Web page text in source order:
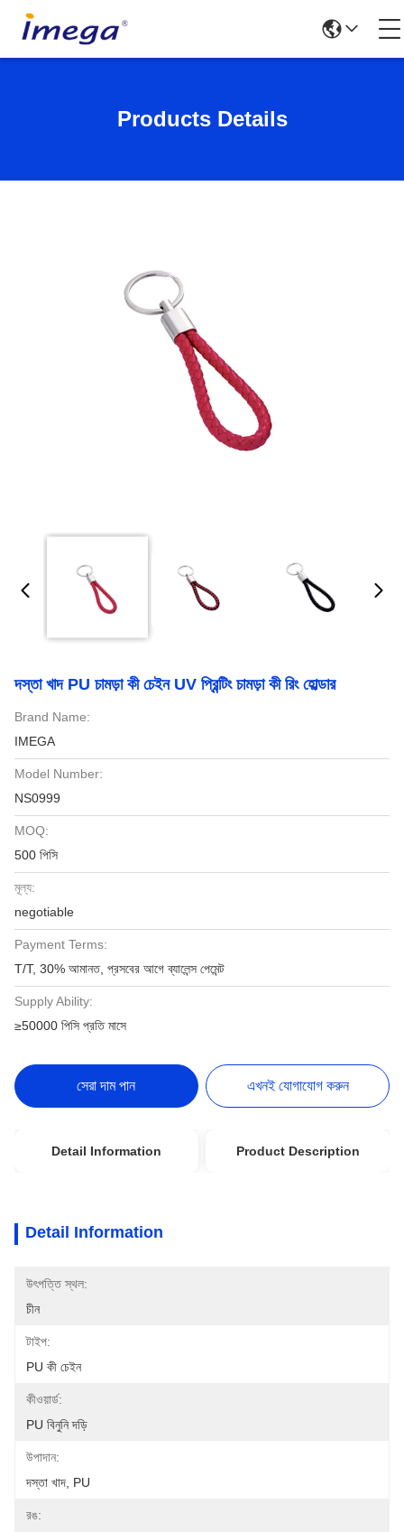
Products Details
দস্তা খাদ PU চামড়া কী চেইন UV প্রিন্টিং চামড়া কী রিং হোল্ডার
Brand Name:
IMEGA
Model Number:
NS0999
MOQ:
500 পিসি
মূল্য:
negotiable
Payment Terms:
T/T, 30% আমানত, প্রসবের আগে ব্যালেন্স পেমেন্ট
Supply Ability:
≥50000 পিসি প্রতি মাসে
সেরা দাম পান এখনই যোগাযোগ করুন
Detail Information Product Description
Detail Information
উৎপত্তি স্থল:
চীন
টাইপ:
PU কী চেইন
কীওয়ার্ড:
PU বিনুনি দড়ি
উপাদান:
দস্তা খাদ, PU
রঙ: